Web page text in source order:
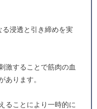
る浸透と引き締めを実
激することで筋肉の血
あります。
ることにより一時的に